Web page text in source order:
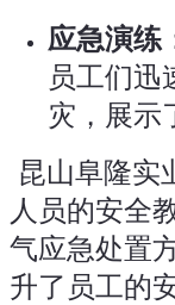
应急演练
员工们迅
灾，展示
人员的安全
气应急处置
升了员工的